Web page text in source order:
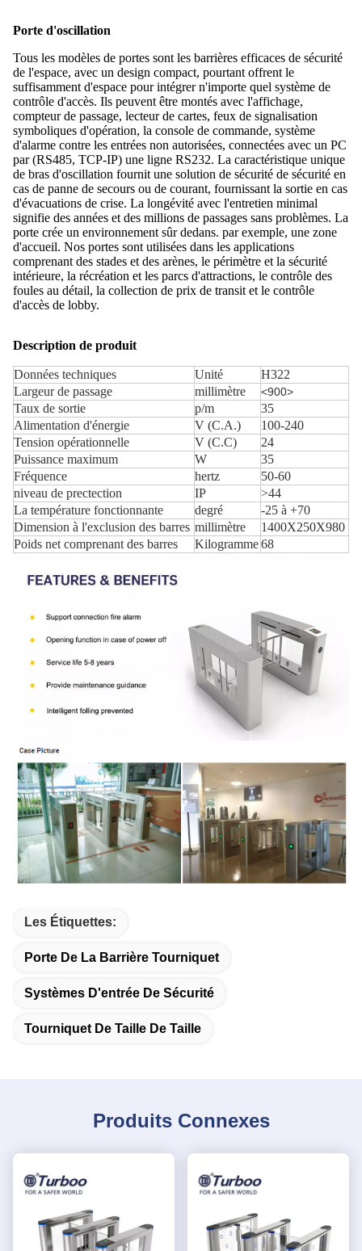
Porte d'oscillation
Tous les modèles de portes sont les barrières efficaces de sécurité
de l'espace, avec un design compact, pourtant offrent le
suffisamment d'espace pour intégrer n'importe quel système de
contrôle d'accès. Ils peuvent être montés avec l'affichage,
compteur de passage, lecteur de cartes, feux de signalisation
symboliques d'opération, la console de commande, système
d'alarme contre les entrées non autorisées, connectées avec un PC
par (RS485, TCP-IP) une ligne RS232. La caractéristique unique
de bras d'oscillation fournit une solution de sécurité de sécurité en
cas de panne de secours ou de courant, fournissant la sortie en cas
d'évacuations de crise. La longévité avec l'entretien minimal
signifie des années et des millions de passages sans problèmes. La
porte crée un environnement sûr dedans. par exemple, une zone
d'accueil. Nos portes sont utilisées dans les applications
comprenant des stades et des arènes, le périmètre et la sécurité
intérieure, la récréation et les parcs d'attractions, le contrôle des
foules au détail, la collection de prix de transit et le contrôle
d'accès de lobby.
Description de produit
Données techniques Unité
H322
Largeur de passage
millimètre <900>
Taux de sortie p/m
35
Alimentation d'énergie
V (C.A.)
100-240
Tension opérationnelle
V (C.C)
24
Puissance maximum
W
35
Fréquence
hertz
50-60
niveau de prectection
IP
>44
La température fonctionnante
degré
-25 à +70
Dimension à l'exclusion des barres millimètre
1400X250X980
Poids net comprenant des barres
Kilogramme68
Les Étiquettes:
Porte De La Barrière Tourniquet
Systèmes D'entrée De Sécurité
Tourniquet De Taille De Taille
Produits Connexes